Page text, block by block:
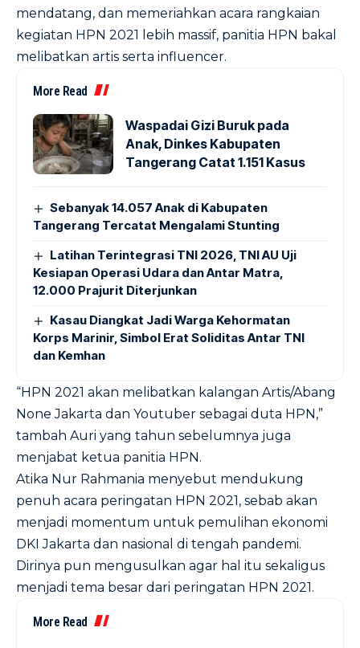
mendatang, dan memeriahkan acara rangkaian
kegiatan HPN 2021 lebih massif, panitia HPN bakal
melibatkan artis serta influencer.
More Read
Waspadai Gizi Buruk pada
Anak, Dinkes Kabupaten
Tangerang Catat 1.151 Kasus
Sebanyak 14.057 Anak di Kabupaten
Tangerang Tercatat Mengalami Stunting
Latihan Terintegrasi TNI 2026, TNI AU Uji
Kesiapan Operasi Udara dan Antar Matra,
12.000 Prajurit Diterjunkan
Kasau Diangkat Jadi Warga Kehormatan
Korps Marinir, Simbol Erat Soliditas Antar TNI
dan Kemhan
“HPN 2021 akan melibatkan kalangan Artis/Abang
None Jakarta dan Youtuber sebagai duta HPN,”
tambah Auri yang tahun sebelumnya juga
menjabat ketua panitia HPN.
Atika Nur Rahmania menyebut mendukung
penuh acara peringatan HPN 2021, sebab akan
menjadi momentum untuk pemulihan ekonomi
DKI Jakarta dan nasional di tengah pandemi.
Dirinya pun mengusulkan agar hal itu sekaligus
menjadi tema besar dari peringatan HPN 2021.
More Read